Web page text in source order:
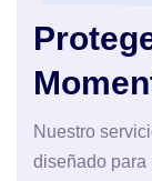
Nuestro
diseñado para